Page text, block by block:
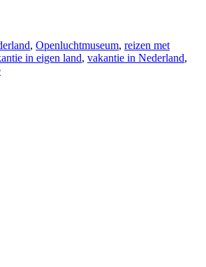
, Openluchtmuseum, reizen met
in eigen land, vakantie in Nederland,